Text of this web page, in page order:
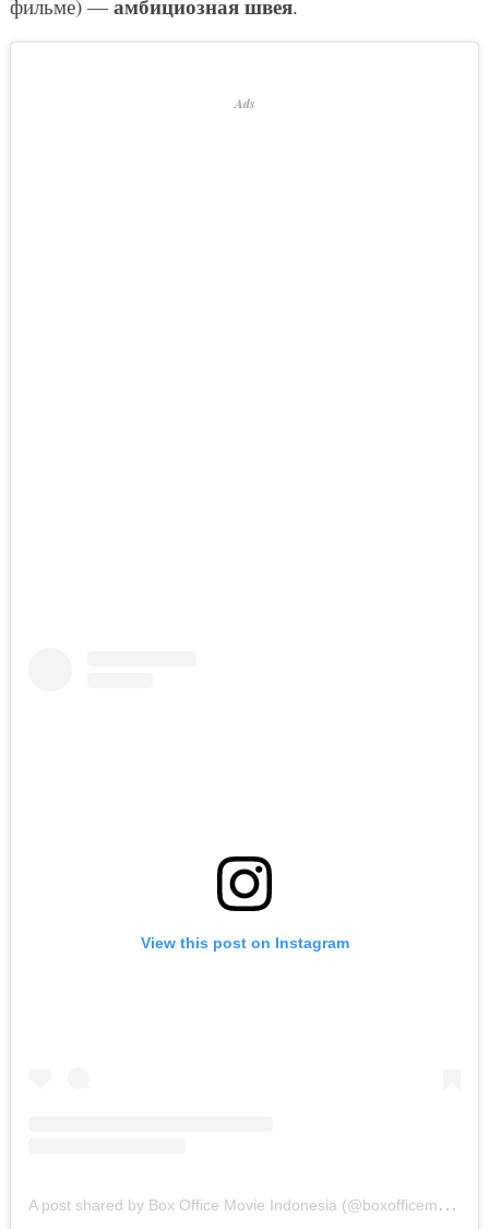
фильме) — амбициозная швея.
Ads
View this post on Instagram
A
post shared by Box Office Movie Indonesia (@boxofficemovie_)